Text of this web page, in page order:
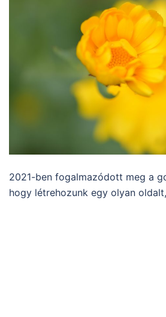
2021-ben fogalmazódott meg a
hogy létrehozunk egy olyan